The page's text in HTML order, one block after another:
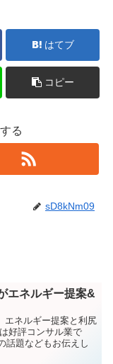
はてブ
コピー
る
sD8kNm09
エネルギー提案&
エネルギー提案と利尻
好評コンサル業で
話題などもお伝えし